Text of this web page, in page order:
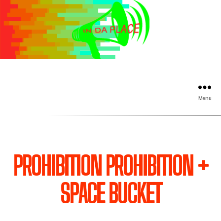
Menu
PROHIBITION PROHIBITION +
SPACE BUCKET